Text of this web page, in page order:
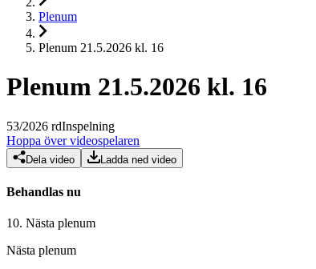
Plenum
Plenum 21.5.2026 kl. 16
Plenum 21.5.2026 kl. 16
53/2026 rdInspelning
Hoppa över videospelaren
Dela video Ladda ned video
Behandlas nu
10. Nästa plenum
Nästa plenum